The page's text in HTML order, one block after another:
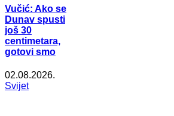
Vučić: Ako se
Dunav spusti
još 30
centimetara,
gotovi smo
02.08.2026.
Svijet